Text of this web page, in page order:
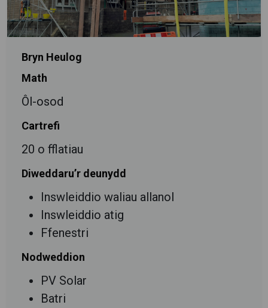
Bryn Heulog
Math
Ôl-osod
Cartrefi
20 o fflatiau
Diweddaru’r deunydd
Inswleiddio waliau allanol
Inswleiddio atig
Ffenestri
Nodweddion
PV Solar
Batri